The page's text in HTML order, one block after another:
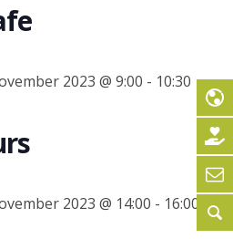
2023 @ 9:00 - 10:30
2023 @ 14:00 - 16:00